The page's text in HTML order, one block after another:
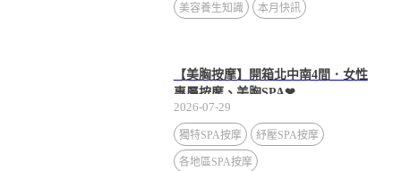
美容養生知識 本月快訊
【美胸按摩】開箱北中南4間．女性
專屬按摩、美胸SPA❤
2026-07-29
獨特SPA按摩 紓壓SPA按摩
各地區SPA按摩